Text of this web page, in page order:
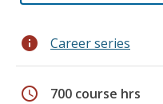
info Career series
schedule 700 course hrs